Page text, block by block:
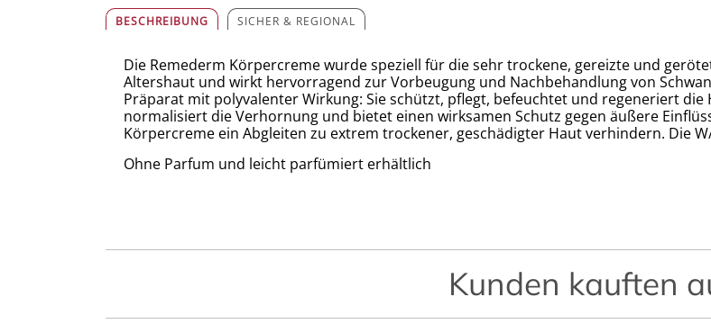
BESCHREIBUNG SICHER & REGIONAL
Die Remederm Körpercreme wurde speziell für die sehr trockene, gereizte und
Altershaut und wirkt hervorragend zur Vorbeugung und Nachbehandlung von
Präparat mit polyvalenter Wirkung: Sie schützt, pflegt, befeuchtet und regeneriert
normalisiert die Verhornung und bietet ­einen wirksamen Schutz gegen äußere
Körpercreme ein Abgleiten zu extrem trockener, geschädigter Haut verhindern. Die
Ohne Parfum und leicht parfümiert erhältlich
Kunden kauften